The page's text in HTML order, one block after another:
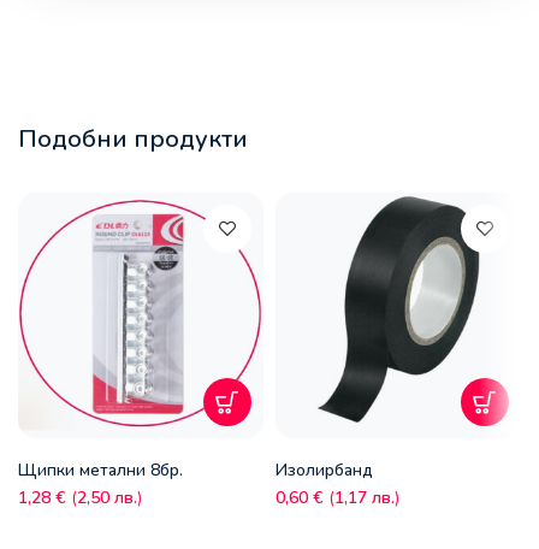
Подобни продукти
Щипки метални 8бр.
1,28 € (2,50 лв.)
Изолирбанд
0,60 € (1,17 лв.)